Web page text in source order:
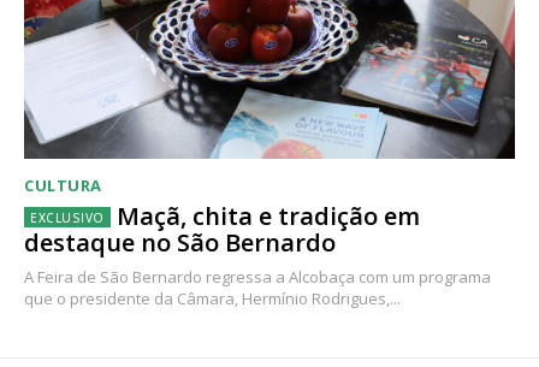
CULTURA
Maçã, chita e tradição em
destaque no São Bernardo
A Feira de São Bernardo regressa a Alcobaça com um programa
que o presidente da Câmara, Hermínio Rodrigues,...